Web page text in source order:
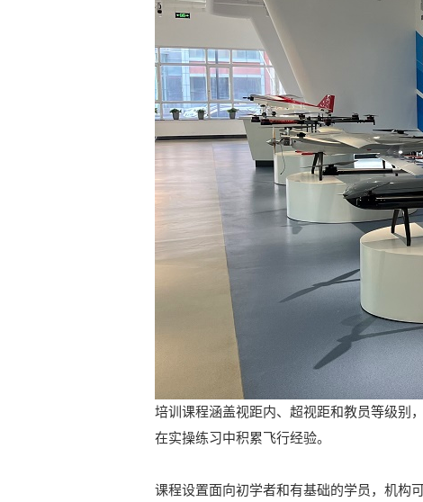
培训课程涵盖视距内、超视距和教员等级别
在实操练习中积累飞行经验。
课程设置面向初学者和有基础的学员，机构